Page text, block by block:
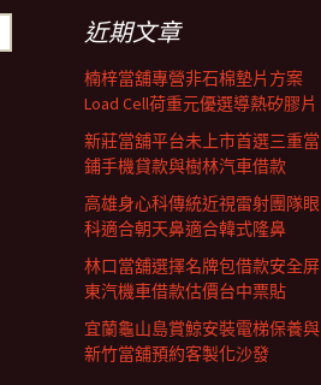
近期文章
楠梓當舖專營非石棉墊片方案
Load Cell荷重元優選導熱矽膠片
新莊當舖平台未上市首選三重當
鋪手機貸款與樹林汽車借款
高雄身心科傳統近視雷射團隊眼
科適合朝天鼻適合韓式隆鼻
林口當舖選擇名牌包借款安全屏
東汽機車借款估價台中票貼
宜蘭龜山島賞鯨安裝電梯保養與
新竹當舖預約客製化沙發